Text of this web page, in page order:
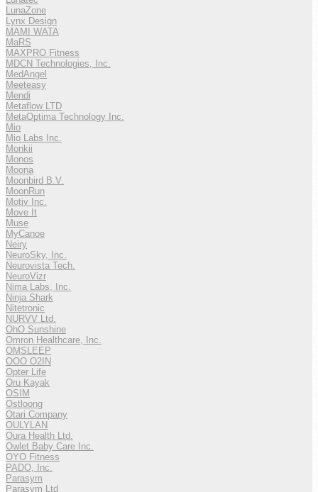
LunaZone
Lynx Design
MAMI WATA
MaRS
MAXPRO Fitness
MDCN Technologies, Inc.
MedAngel
Meeteasy
Mendi
Metaflow LTD
MetaOptima Technology Inc.
Mio
Mio Labs Inc.
Monkii
Monos
Moona
Moonbird B.V.
MoonRun
Motiv Inc.
Move It
Muse
MyCanoe
Neiry
NeuroSky, Inc.
Neurovista Tech.
NeuroVizr
Nima Labs, Inc.
Ninja Shark
Nitetronic
NURVV Ltd.
OhO Sunshine
Omron Healthcare, Inc.
OMSLEEP
OOO O2IN
Opter Life
Oru Kayak
OSIM
Ostloong
Otari Company
OULYLAN
Oura Health Ltd.
Owlet Baby Care Inc.
OYO Fitness
PADO, Inc.
Parasym
Parasym Ltd